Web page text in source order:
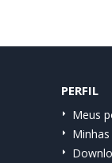
PERFIL
Meus